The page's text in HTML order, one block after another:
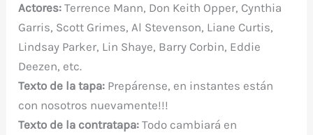
k
Actores: Terrence Mann, Don Keith Opper, Cynthia
Garris, Scott Grimes, Al Stevenson, Liane Curtis,
Lindsay Parker, Lin Shaye, Barry Corbin, Eddie
Deezen, etc.
Texto de la tapa: Prepárense, en instantes están
con nosotros nuevamente!!!
Texto de la contratapa: Todo cambiará en